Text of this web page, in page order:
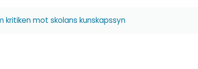
kritiken mot skolans kunskapssyn